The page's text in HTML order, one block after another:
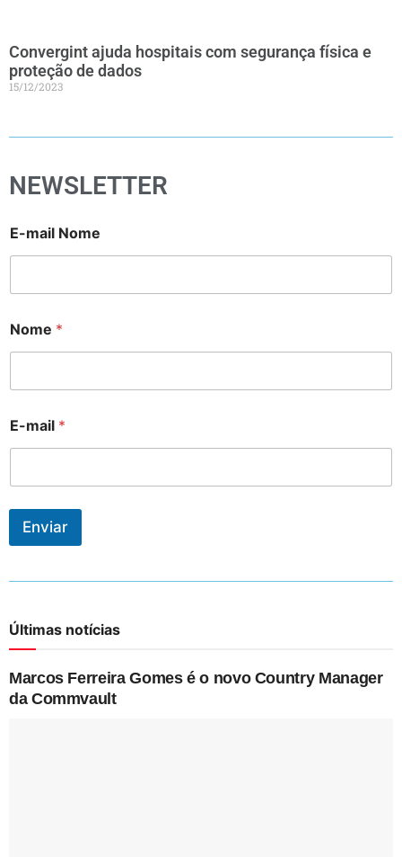
Convergint ajuda hospitais com segurança física e
proteção de dados
15/12/2023
NEWSLETTER
E-mail Nome
Nome *
E-mail *
Enviar
Últimas notícias
Marcos Ferreira Gomes é o novo Country Manager
da Commvault